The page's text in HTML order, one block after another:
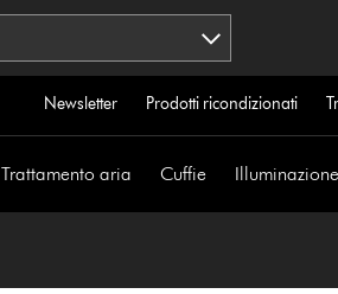
Newsletter Prodotti ricondizionati
Trattamento aria Cuffie Illuminazione